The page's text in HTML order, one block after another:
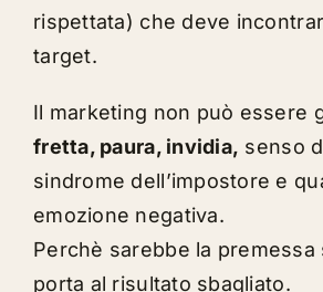
rispettata) che deve
target.
Il marketing non può essere
fretta, paura, invidia, senso
sindrome dell’impostore e
emozione negativa.
Perchè sarebbe la premessa
porta al risultato sbagliato.